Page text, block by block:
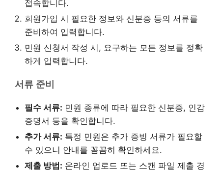
접속합니다.
회원가입 시 필요한 정보와 신분증 등의 서류를
준비하여 입력합니다.
민원 신청서 작성 시, 요구하는 모든 정보를 정확
하게 입력합니다.
서류 준비
필수 서류: 민원 종류에 따라 필요한 신분증, 인감
증명서 등을 확인합니다.
추가 서류: 특정 민원은 추가 증빙 서류가 필요할
수 있으니 안내를 꼼꼼히 확인하세요.
제출 방법: 온라인 업로드 또는 스캔 파일 제출 경